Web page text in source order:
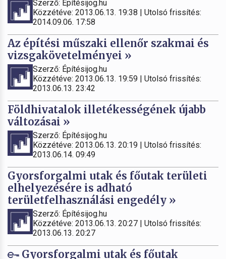
Szerző: Építésijog.hu
Közzétéve: 2013.06.13. 19:38 | Utolsó frissítés:
2014.09.06. 17:58
Az építési műszaki ellenőr szakmai és
vizsgakövetelményei »
Szerző: Építésijog.hu
Közzétéve: 2013.06.13. 19:59 | Utolsó frissítés:
2013.06.13. 23:42
Földhivatalok illetékességének újabb
változásai »
Szerző: Építésijog.hu
Közzétéve: 2013.06.13. 20:19 | Utolsó frissítés:
2013.06.14. 09:49
Gyorsforgalmi utak és főutak területi
elhelyezésére is adható
területfelhasználási engedély »
Szerző: Építésijog.hu
Közzétéve: 2013.06.13. 20:27 | Utolsó frissítés:
2013.06.13. 20:27
Gyorsforgalmi utak és főutak